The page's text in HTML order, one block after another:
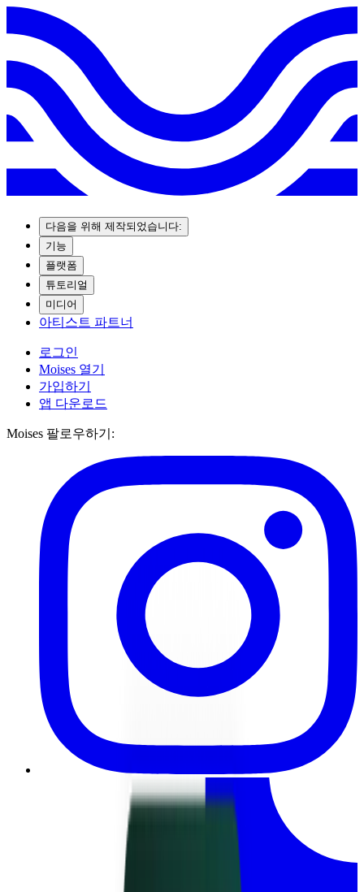
다음을 위해 제작되었습니다:
기능
플랫폼
튜토리얼
미디어
아티스트 파트너
로그인
Moises 열기
가입하기
앱 다운로드
Moises 팔로우하기: